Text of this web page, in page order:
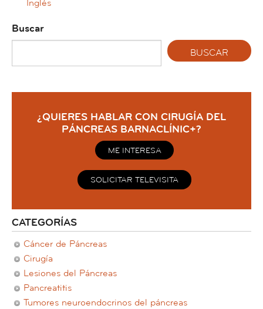
Inglés
Buscar
¿QUIERES HABLAR CON CIRUGÍA DEL
PÁNCREAS BARNACLÍNIC+?
ME INTERESA
SOLICITAR TELEVISITA
CATEGORÍAS
Cáncer de Páncreas
Cirugía
Lesiones del Páncreas
Pancreatitis
Tumores neuroendocrinos del páncreas